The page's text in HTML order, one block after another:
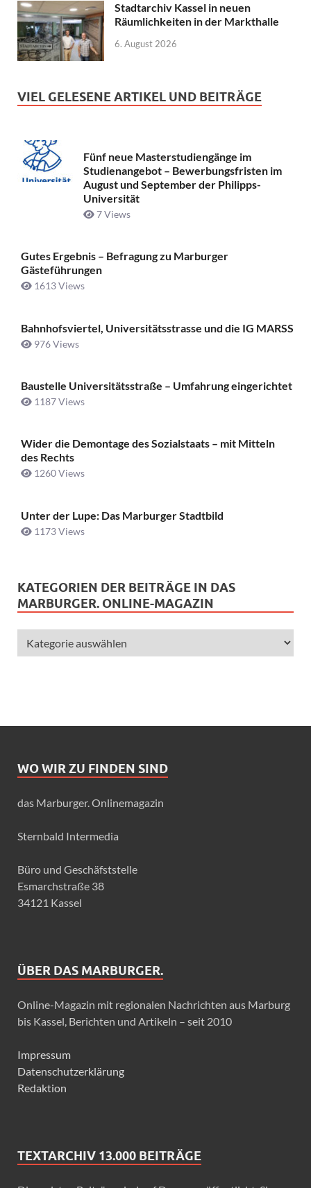
Stadtarchiv Kassel in neuen
Räumlichkeiten in der Markthalle
6. August 2026
VIEL GELESENE ARTIKEL UND BEITRÄGE
Fünf neue Masterstudiengänge im
Studienangebot – Bewerbungsfristen im
August und September der Philipps-
Universität
7 Views
Gutes Ergebnis – Befragung zu Marburger
Gästeführungen
1613 Views
Bahnhofsviertel, Universitätsstrasse und die IG MARSS
976 Views
Baustelle Universitätsstraße ­– Umfahrung eingerichtet
1187 Views
Wider die Demontage des Sozialstaats – mit Mitteln
des Rechts
1260 Views
Unter der Lupe: Das Marburger Stadtbild
1173 Views
KATEGORIEN DER BEITRÄGE IN DAS
MARBURGER. ONLINE-MAGAZIN
WO WIR ZU FINDEN SIND
das Marburger. Onlinemagazin
Sternbald Intermedia
Büro und Geschäfststelle
Esmarchstraße 38
34121 Kassel
ÜBER DAS MARBURGER.
Online-Magazin mit regionalen Nachrichten aus Marburg
bis Kassel, Berichten und Artikeln – seit 2010
Impressum
Datenschutzerklärung
Redaktion
TEXTARCHIV 13.000 BEITRÄGE